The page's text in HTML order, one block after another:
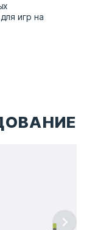
игр на